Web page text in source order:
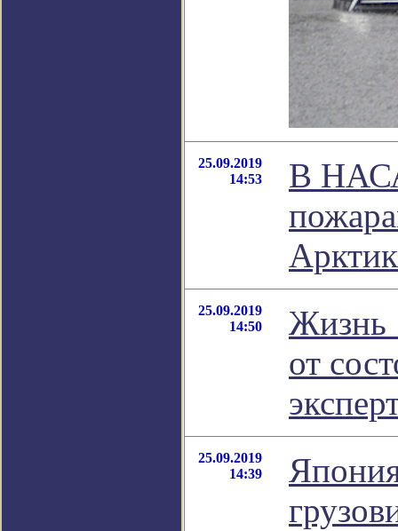
25.09.2019
14:53
В
25.09.2019
14:50
Жизнь
от
25.09.2019
14:39